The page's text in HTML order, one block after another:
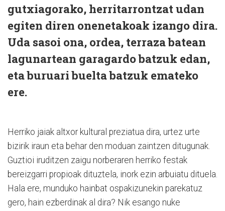
gutxiagorako, herritarrontzat udan
egiten diren onenetakoak izango dira.
Uda sasoi ona, ordea, terraza batean
lagunartean garagardo batzuk edan,
eta buruari buelta batzuk emateko
ere.
Herriko jaiak altxor kultural preziatua dira, urtez urte
bizirik iraun eta behar den moduan zaintzen ditugunak.
Guztioi iruditzen zaigu norberaren herriko festak
bereizgarri propioak dituztela, inork ezin arbuiatu dituela.
Hala ere, munduko hainbat ospakizunekin parekatuz
gero, hain ezberdinak al dira? Nik esango nuke